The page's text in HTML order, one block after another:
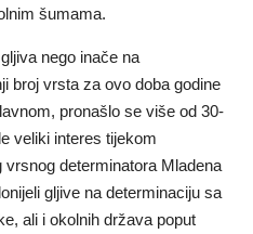
šumama.
nego inače na
broj vrsta za ovo doba godine
pronašlo se više od 30-
veliki interes tijekom
determinatora Mladena
gljive na determinaciju sa
ali i okolnih država poput